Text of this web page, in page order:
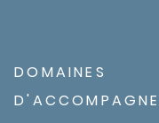
DOMAINES